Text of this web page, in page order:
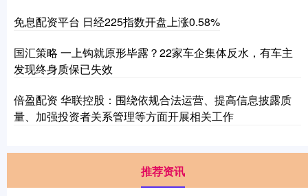
免息配资平台 日经225指数开盘上涨0.58%
国汇策略 一上钩就原形毕露？22家车企集体反水，有车主
发现终身质保已失效
倍盈配资 华联控股：围绕依规合法运营、提高信息披露质
量、加强投资者关系管理等方面开展相关工作
推荐资讯